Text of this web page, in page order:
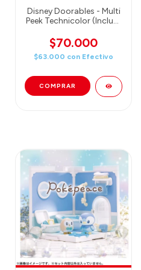
Disney Doorables - Multi
Peek Technicolor (Incluye
Doorables figures)
$70.000
$63.000 con Efectivo